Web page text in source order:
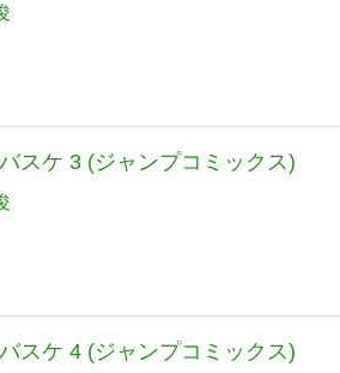
スケ 3 (ジャンプコミックス)
スケ 4 (ジャンプコミックス)